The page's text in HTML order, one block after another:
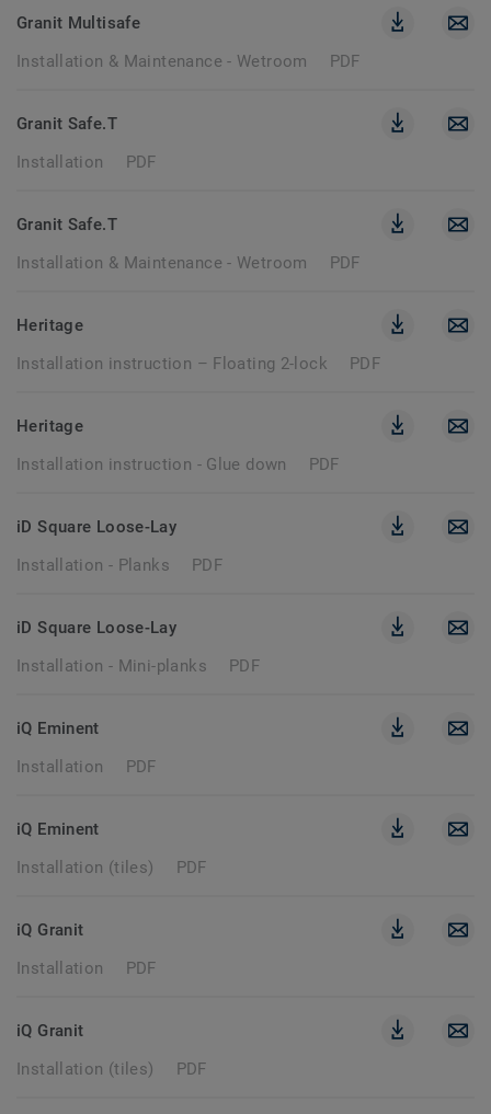
Granit Multisafe
Installation & Maintenance - Wetroom
PDF
Granit Safe.T
Installation
PDF
Granit Safe.T
Installation & Maintenance - Wetroom
PDF
Heritage
Installation instruction – Floating 2-lock
PDF
Heritage
Installation instruction - Glue down
PDF
iD Square Loose-Lay
Installation - Planks
PDF
iD Square Loose-Lay
Installation - Mini-planks
PDF
iQ Eminent
Installation
PDF
iQ Eminent
Installation (tiles)
PDF
iQ Granit
Installation
PDF
iQ Granit
Installation (tiles)
PDF